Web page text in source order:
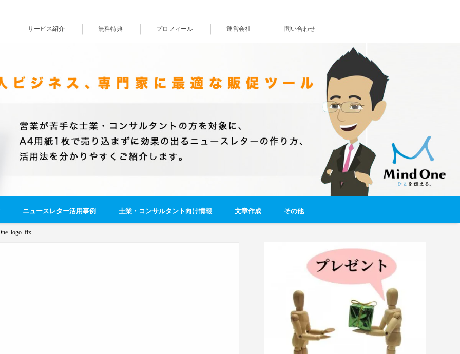
サービス紹介 無料特典 プロフィール 運営会社 問い合わせ
ニュースレター活用事例 士業・コンサルタント向け情報 文章作成 その他